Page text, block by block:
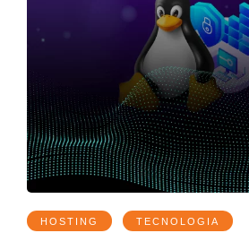
HOSTING TECNOLOGIA